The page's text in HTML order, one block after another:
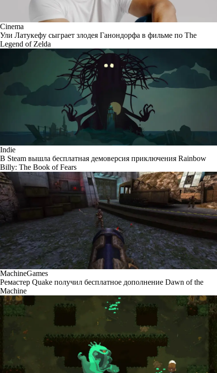
Cinema
Ули Латукефу сыграет злодея Ганондорфа в фильме по The
Legend of Zelda
Indie
В Steam вышла бесплатная демоверсия приключения Rainbow
Billy: The Book of Fears
MachineGames
Ремастер Quake получил бесплатное дополнение Dawn of the
Machine